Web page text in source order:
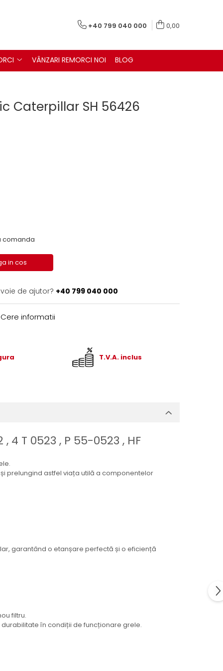
+40 799 040 000 0,00
VÂNZARI REMORCI NOI BLOG
Caterpillar SH 56426
comanda
in cos
de ajutor? +40 799 040 000
informatii
T.V.A. inclus
4 T 0523 , P 55-0523 , HF
prelungind astfel viața utilă a componentelor
garantând o etanșare perfectă și o eficiență
filtru.
în condiții de funcționare grele.